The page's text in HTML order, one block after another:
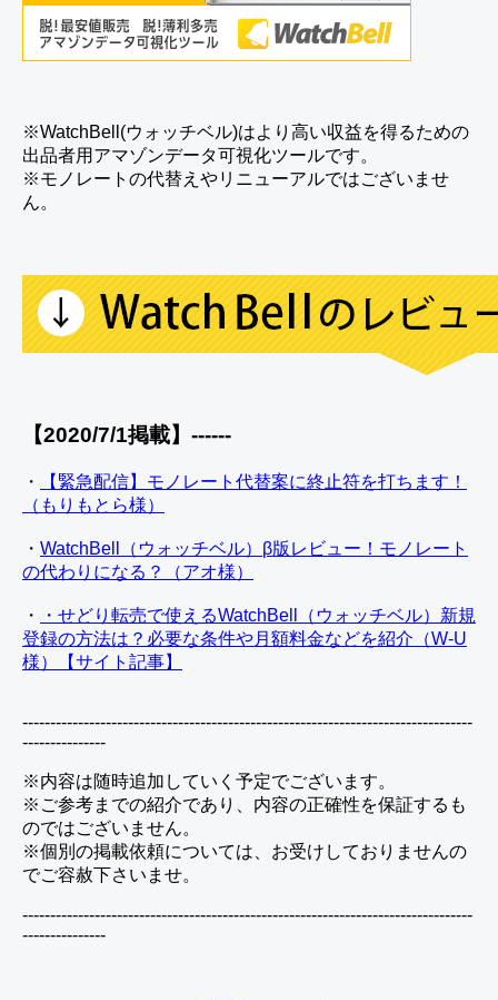
※WatchBell(ウォッチベル)はより高い収益を得るための
出品者用アマゾンデータ可視化ツールです。
※モノレートの代替えやリニューアルではございませ
ん。
【2020/7/1掲載】------
・
【緊急配信】モノレート代替案に終止符を打ちます！
（もりもとら様）
・ WatchBell（ウォッチベル）β版レビュー！モノレート
の代わりになる？（アオ様）
・
・せどり転売で使えるWatchBell（ウォッチベル）新規
登録の方法は？必要な条件や月額料金などを紹介（W-U
様）【サイト記事】
---------------------------------------------------------------------------------
---------------
※内容は随時追加していく予定でございます。
※ご参考までの紹介であり、内容の正確性を保証するも
のではございません。
※個別の掲載依頼については、お受けしておりませんの
でご容赦下さいませ。
---------------------------------------------------------------------------------
---------------